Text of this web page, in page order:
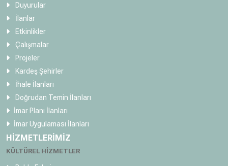
Duyurular
İlanlar
Etkinlikler
Çalışmalar
Projeler
Kardeş Şehirler
İhale İlanları
Doğrudan Temin İlanları
İmar Planı İlanları
İmar Uygulaması İlanları
HİZMETLERİMİZ
KÜLTÜREL HİZMETLER